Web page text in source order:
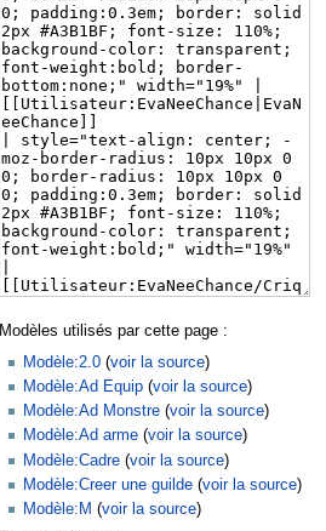
Modèles utilisés par cette page :
Modèle:2.0 (voir la source)
Modèle:Ad Equip (voir la source)
Modèle:Ad Monstre (voir la source)
Modèle:Ad arme (voir la source)
Modèle:Cadre (voir la source)
Modèle:Creer une guilde (voir la source)
Modèle:M (voir la source)